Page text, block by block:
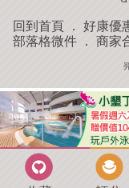
回到首頁 ． 好康優
部落格微件． 商家